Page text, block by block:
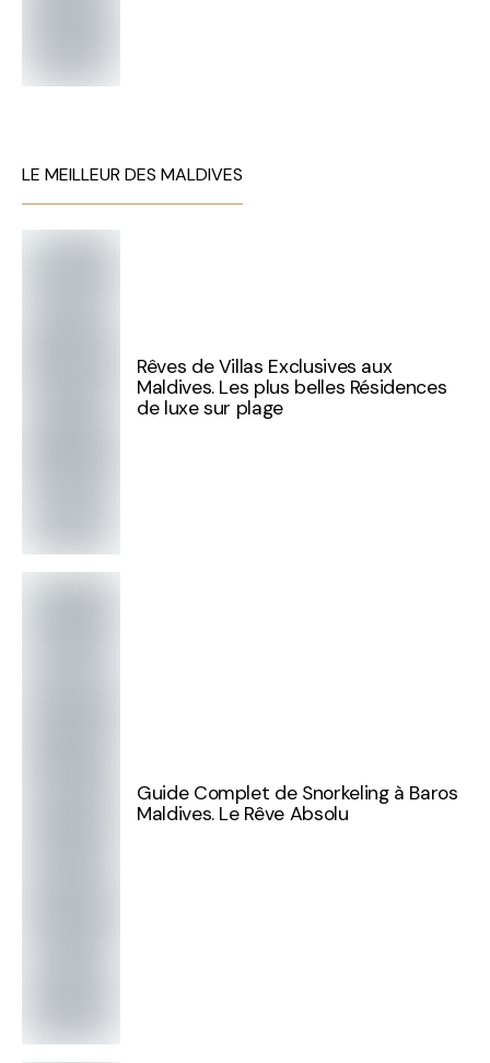
LE MEILLEUR DES MALDIVES
Rêves de Villas Exclusives aux
Maldives. Les plus belles Résidences
de luxe sur plage
Guide Complet de Snorkeling à Baros
Maldives. Le Rêve Absolu